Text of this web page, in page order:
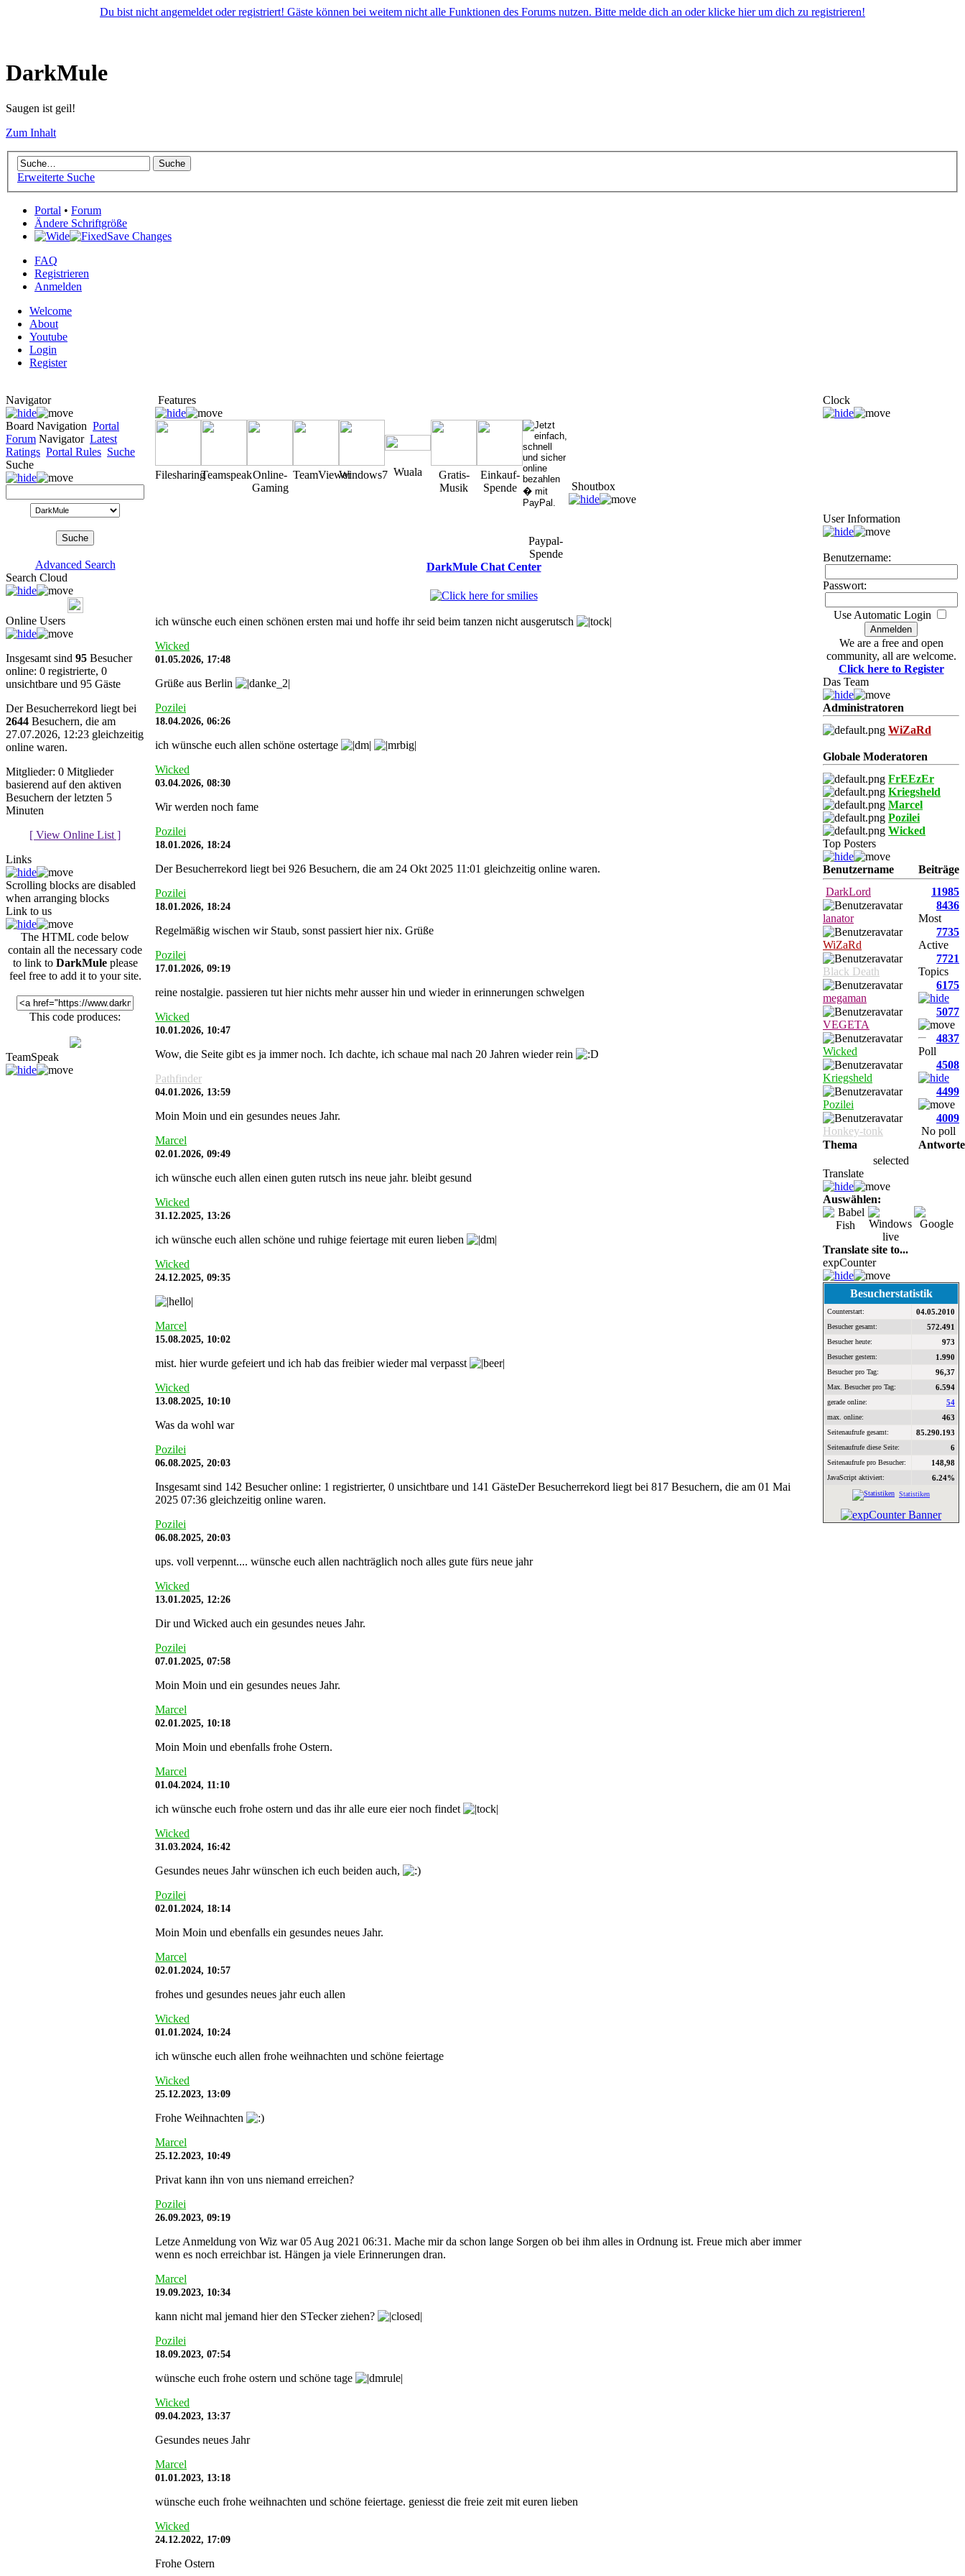
Du bist nicht angemeldet oder registriert! Gäste können bei weitem nicht alle Funktionen des Forums nutzen. Bitte melde dich an oder klicke hier um dich zu registrieren!
DarkMule
Saugen ist geil!
Zum Inhalt
Erweiterte Suche
Portal • Forum
Ändere Schriftgröße
Save Changes
FAQ
Registrieren
Anmelden
Welcome
About
Youtube
Login
Register
Navigator
Board Navigation Portal
Forum Navigator Latest
Ratings Portal Rules Suche
Suche
Advanced Search
Search Cloud
Online Users
Insgesamt sind 95 Besucher
online: 0 registrierte, 0
unsichtbare und 95 Gäste
Der Besucherrekord liegt bei
2644 Besuchern, die am
27.07.2026, 12:23 gleichzeitig
online waren.
Mitglieder: 0 Mitglieder
basierend auf den aktiven
Besuchern der letzten 5
Minuten
[ View Online List ]
Links
Scrolling blocks are disabled
when arranging blocks
Link to us
The HTML code below
contain all the necessary code
to link to DarkMuleplease
feel free to add it to your site.
This code produces:
TeamSpeak
Features
FilesharingTeamspeakOnline-
Gaming
TeamViewerWindows7 Wuala
Gratis-
Musik
Einkauf-
Spende
Paypal-
Spende
Shoutbox
DarkMule Chat Center
ich wünsche euch einen schönen ersten mai und hoffe ihr seid beim tanzen nicht ausgerutsch
Wicked
01.05.2026, 17:48
Grüße aus Berlin
Pozilei
18.04.2026, 06:26
ich wünsche euch allen schöne ostertage
Wicked
03.04.2026, 08:30
Wir werden noch fame
Pozilei
18.01.2026, 18:24
Der Besucherrekord liegt bei 926 Besuchern, die am 24 Okt 2025 11:01 gleichzeitig online waren.
Pozilei
18.01.2026, 18:24
Regelmäßig wischen wir Staub, sonst passiert hier nix. Grüße
Pozilei
17.01.2026, 09:19
reine nostalgie. passieren tut hier nichts mehr ausser hin und wieder in erinnerungen schwelgen
Wicked
10.01.2026, 10:47
Wow, die Seite gibt es ja immer noch. Ich dachte, ich schaue mal nach 20 Jahren wieder rein
Pathfinder
04.01.2026, 13:59
Moin Moin und ein gesundes neues Jahr.
Marcel
02.01.2026, 09:49
ich wünsche euch allen einen guten rutsch ins neue jahr. bleibt gesund
Wicked
31.12.2025, 13:26
ich wünsche euch allen schöne und ruhige feiertage mit euren lieben
Wicked
24.12.2025, 09:35
Marcel
15.08.2025, 10:02
mist. hier wurde gefeiert und ich hab das freibier wieder mal verpasst
Wicked
13.08.2025, 10:10
Was da wohl war
Pozilei
06.08.2025, 20:03
Insgesamt sind 142 Besucher online: 1 registrierter, 0 unsichtbare und 141 GästeDer Besucherrekord liegt bei 817 Besuchern, die am 01 Mai
2025 07:36 gleichzeitig online waren.
Pozilei
06.08.2025, 20:03
ups. voll verpennt.... wünsche euch allen nachträglich noch alles gute fürs neue jahr
Wicked
13.01.2025, 12:26
Dir und Wicked auch ein gesundes neues Jahr.
Pozilei
07.01.2025, 07:58
Moin Moin und ein gesundes neues Jahr.
Marcel
02.01.2025, 10:18
Moin Moin und ebenfalls frohe Ostern.
Marcel
01.04.2024, 11:10
ich wünsche euch frohe ostern und das ihr alle eure eier noch findet
Wicked
31.03.2024, 16:42
Gesundes neues Jahr wünschen ich euch beiden auch,
Pozilei
02.01.2024, 18:14
Moin Moin und ebenfalls ein gesundes neues Jahr.
Marcel
02.01.2024, 10:57
frohes und gesundes neues jahr euch allen
Wicked
01.01.2024, 10:24
ich wünsche euch allen frohe weihnachten und schöne feiertage
Wicked
25.12.2023, 13:09
Frohe Weihnachten
Marcel
25.12.2023, 10:49
Privat kann ihn von uns niemand erreichen?
Pozilei
26.09.2023, 09:19
Letze Anmeldung von Wiz war 05 Aug 2021 06:31. Mache mir da schon lange Sorgen ob bei ihm alles in Ordnung ist. Freue mich aber immer
wenn es noch erreichbar ist. Hängen ja viele Erinnerungen dran.
Marcel
19.09.2023, 10:34
kann nicht mal jemand hier den STecker ziehen?
Pozilei
18.09.2023, 07:54
wünsche euch frohe ostern und schöne tage
Wicked
09.04.2023, 13:37
Gesundes neues Jahr
Marcel
01.01.2023, 13:18
wünsche euch frohe weihnachten und schöne feiertage. geniesst die freie zeit mit euren lieben
Wicked
24.12.2022, 17:09
Frohe Ostern
Clock
User Information
Benutzername:
Passwort:
Use Automatic Login
We are a free and open
community, all are welcome.
Click here to Register
Das Team
Administratoren
WiZaRd
Globale Moderatoren
FrEEzEr
Kriegsheld
Marcel
Pozilei
Wicked
Top Posters
Benutzername
Beiträge
DarkLord
11985
lanator
8436
WiZaRd
7735
Black Death
7721
megaman
6175
VEGETA
5077
Wicked
4837
Kriegsheld
4508
Pozilei
4499
Honkey-tonk
4009
Most
Active
Topics
Thema
Poll
No poll
selected
Translate
Auswählen:
Translate site to...
expCounter
Besucherstatistik
Counterstart: 04.05.2010
Besucher gesamt: 572.491
Besucher heute: 973
Besucher gestern: 1.990
Besucher pro Tag: 96,37
Max. Besucher pro Tag: 6.594
gerade online: 54
max. online: 463
Seitenaufrufe gesamt: 85.290.193
Seitenaufrufe diese Seite: 6
Seitenaufrufe pro Besucher: 148,98
JavaScript aktiviert: 6.24%
Statistiken